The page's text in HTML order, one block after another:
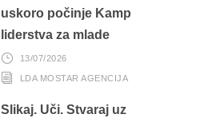
uskoro počinje Kamp
liderstva za mlade
13/07/2026
LDA MOSTAR AGENCIJA
Slikaj. Uči. Stvaraj uz